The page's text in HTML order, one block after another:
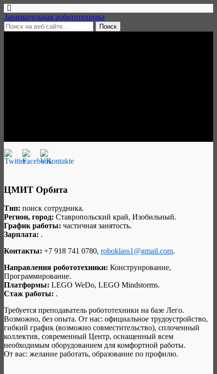
Занимательная робототехника
ЦМИТ Орбита
Тип: поиск сотрудника.
Регион, город: Ставропольский край, Изобильный.
График работы: частичная занятость.
Зарплата: .
Контакты: +7 918 741 0780, roboklass1@gmail.com.
Направления робототехники: Конструирование,
Программирование.
Платформы: LEGO WeDo, LEGO Mindstorms.
Стаж работы: .
Требуется преподаватель робототехники на базе Лего.
Возможно, без опыта. От нас: официальное трудоустройство,
гибкий график (возможно совместительство), сплоченный
коллектив, современный Центр, оснащенный всем
необходимым оборудованием для комфортной работы.
От вас: желание работать, образование по профилю.